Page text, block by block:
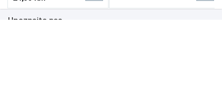
mode : USB, Rated power:
6W.
capacity:
18650(1200mah)-3.7V+battery
Upoznajte nas